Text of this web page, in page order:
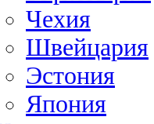
Чехия
Швейцария
Эстония
Япония